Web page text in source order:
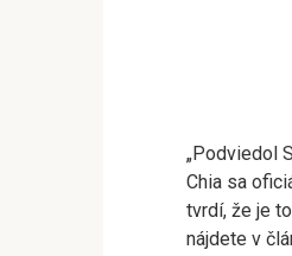
„Podviedol
Chia sa
tvrdí, že je
nájdete v